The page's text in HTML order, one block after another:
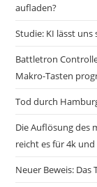
aufladen?
Studie: KI lässt
Battletron
Makro-Tasten
Tod durch
Die Auflösung des
reicht es für 4k
Neuer Beweis: